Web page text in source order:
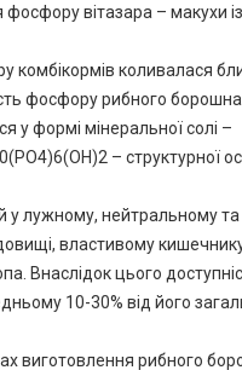
вітазара – макухи
комбікормів коливалася
фосфору рибного
у формі мінеральної солі –
– структурної
у лужному, нейтральному та
властивому
Внаслідок цього
10-30% від його
виготовлення рибного